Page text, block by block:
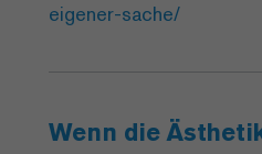
eigener-sache/
Wenn die